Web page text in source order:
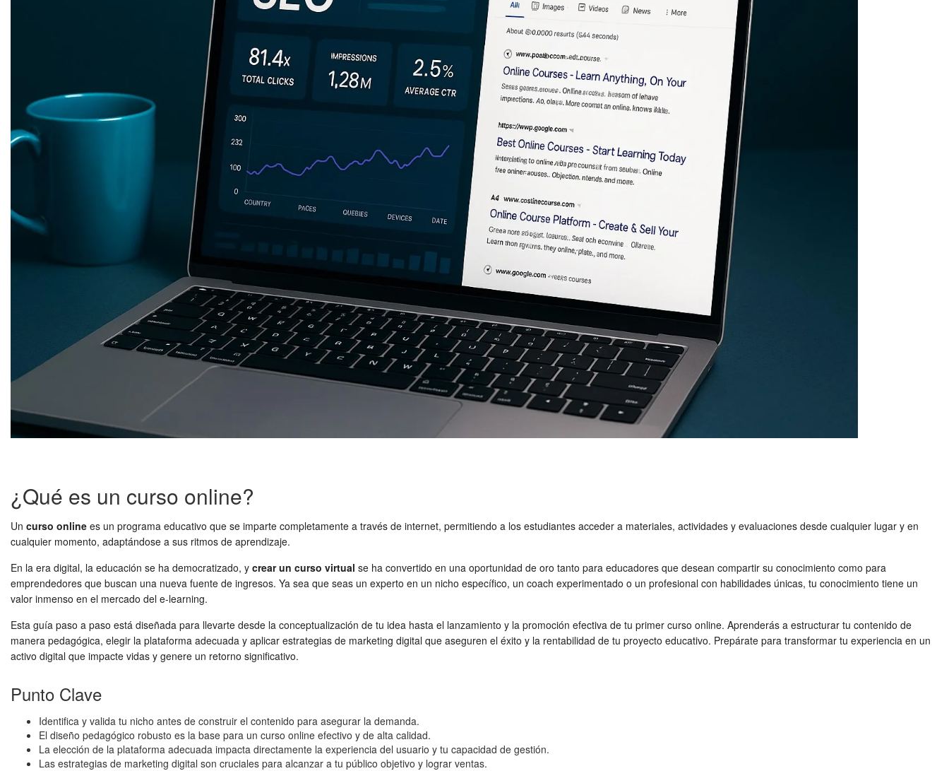
¿Qué es un curso online?
Un curso online es un programa educativo que se imparte completamente a través de internet, permitiendo a los estudiantes acceder a materiales, actividades y evaluaciones desde cualquier lugar y en
cualquier momento, adaptándose a sus ritmos de aprendizaje.
En la era digital, la educación se ha democratizado, y crear un curso virtual se ha convertido en una oportunidad de oro tanto para educadores que desean compartir su conocimiento como para
emprendedores que buscan una nueva fuente de ingresos. Ya sea que seas un experto en un nicho específico, un coach experimentado o un profesional con habilidades únicas, tu conocimiento tiene un
valor inmenso en el mercado del e-learning.
Esta guía paso a paso está diseñada para llevarte desde la conceptualización de tu idea hasta el lanzamiento y la promoción efectiva de tu primer curso online. Aprenderás a estructurar tu contenido de
manera pedagógica, elegir la plataforma adecuada y aplicar estrategias de marketing digital que aseguren el éxito y la rentabilidad de tu proyecto educativo. Prepárate para transformar tu experiencia en un
activo digital que impacte vidas y genere un retorno significativo.
Punto Clave
Identifica y valida tu nicho antes de construir el contenido para asegurar la demanda.
El diseño pedagógico robusto es la base para un curso online efectivo y de alta calidad.
La elección de la plataforma adecuada impacta directamente la experiencia del usuario y tu capacidad de gestión.
Las estrategias de marketing digital son cruciales para alcanzar a tu público objetivo y lograr ventas.